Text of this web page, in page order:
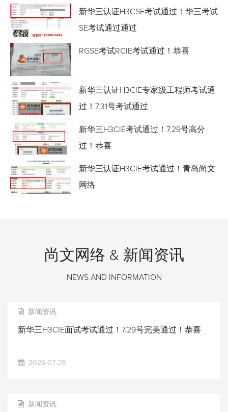
新华三认证H3CSE考试通过！华三考试
SE考试通过通过
RGSE考试RCIE考试通过！恭喜
新华三认证H3CIE专家级工程师考试通
过！7.31号考试通过
新华三H3CIE考试通过！7.29号高分
过！恭喜
新华三认证H3CIE考试通过！青岛尚文
网络
尚文网络 & 新闻资讯
NEWS AND INFORMATION
新闻资讯
新华三H3CIE面试考试通过！7.29号完美通过！恭喜
2026-07-29
新闻资讯